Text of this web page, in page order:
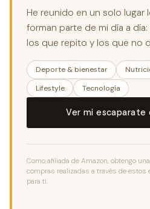
He reunido en un solo
forman parte de mi día a
los que repito y los que no
Deporte & bienestar
Lifestyle
Tecnología
Ver mi escaparate
Como afiliada de Amazon, obtengo
compras realizadas a través de estos
para ti.